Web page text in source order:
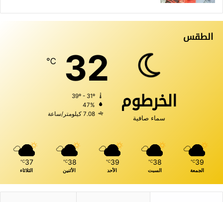
الطقس
الخرطوم
سماء صافية
32
℃
47%
7.08 كيلومتر/ساعة
39
℃
الجمعة
38
℃
السبت
39
℃
الأحد
38
℃
الأثنين
37
℃
الثلاثاء